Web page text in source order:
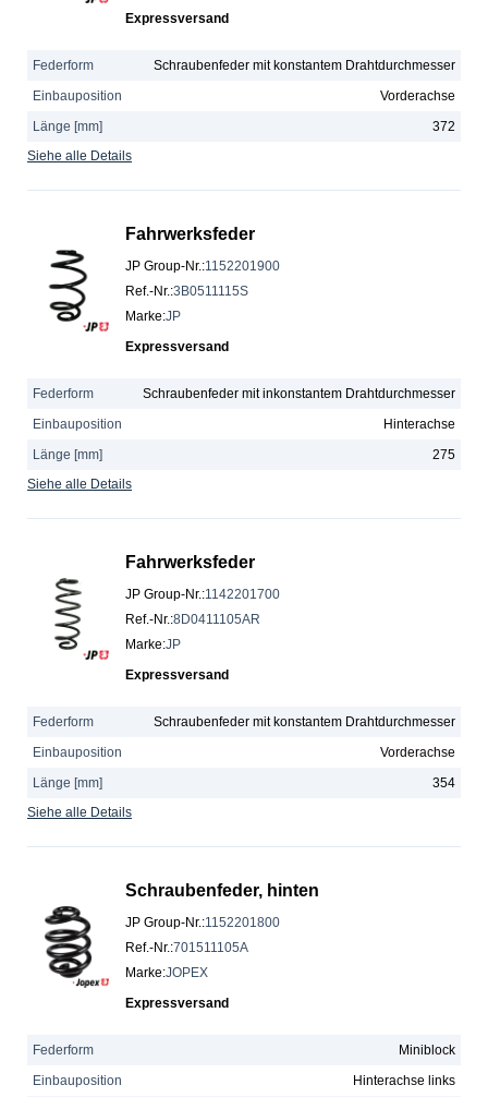
Expressversand
Federform
Schraubenfeder mit konstantem Drahtdurchmesser
Einbauposition
Vorderachse
Länge [mm]
372
Siehe alle Details
Fahrwerksfeder
JP Group-Nr.:1152201900
Ref.-Nr.:3B0511115S
Marke:JP
Expressversand
Federform
Schraubenfeder mit inkonstantem Drahtdurchmesser
Einbauposition
Hinterachse
Länge [mm]
275
Siehe alle Details
Fahrwerksfeder
JP Group-Nr.:1142201700
Ref.-Nr.:8D0411105AR
Marke:JP
Expressversand
Federform
Schraubenfeder mit konstantem Drahtdurchmesser
Einbauposition
Vorderachse
Länge [mm]
354
Siehe alle Details
Schraubenfeder, hinten
JP Group-Nr.:1152201800
Ref.-Nr.:701511105A
Marke:JOPEX
Expressversand
Federform
Miniblock
Einbauposition
Hinterachse links